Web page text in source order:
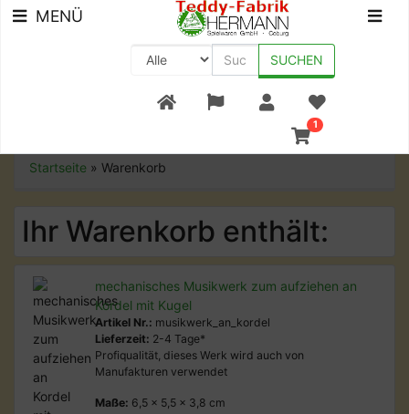
+49 (0) 9561-8590-0
MENÜ
SUCHEN
1
Startseite » Warenkorb
Ihr Warenkorb enthält:
mechanisches Musikwerk zum aufziehen an
Kordel mit Kugel
Artikel Nr.: musikwerk_an_kordel
Lieferzeit: 2-4 Tage*
Profiqualität, dieses Werk wird auch von
Manufakturen verwendet
Maße: 6,5 x 5,5 x 3,8 cm